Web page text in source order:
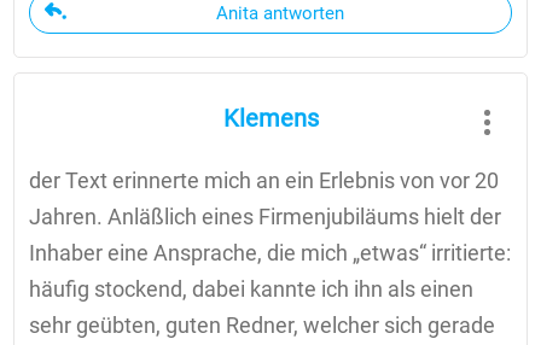
Anita antworten
Klemens
der Text erinnerte mich an ein Erlebnis von vor 20
Jahren. Anläßlich eines Firmenjubiläums hielt der
Inhaber eine Ansprache, die mich „etwas“ irritierte:
häufig stockend, dabei kannte ich ihn als einen
sehr geübten, guten Redner, welcher sich gerade